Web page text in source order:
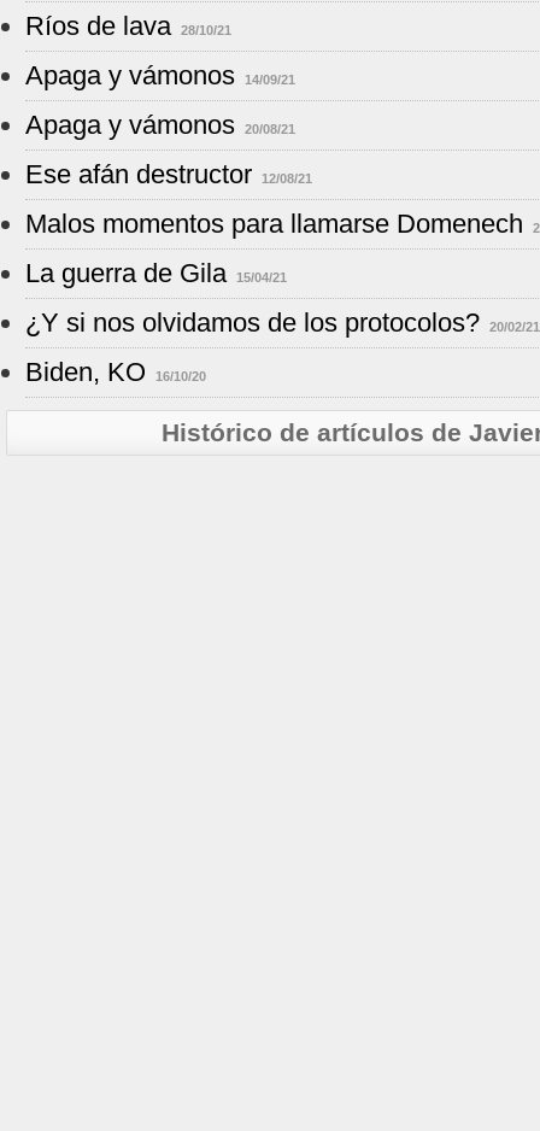
Ríos de lava 28/10/21
Apaga y vámonos 14/09/21
Apaga y vámonos 20/08/21
Ese afán destructor 12/08/21
Malos momentos para llamarse Domenech
La guerra de Gila 15/04/21
¿Y si nos olvidamos de los protocolos? 20/02/21
Biden, KO 16/10/20
Histórico de artículos de